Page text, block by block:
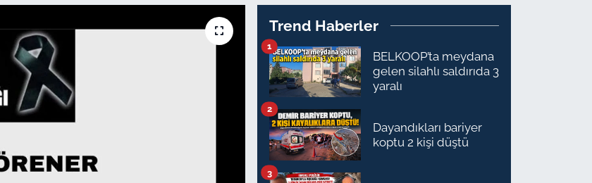
Trend Haberler
BELKOOP’ta meydana
gelen silahlı saldırıda 3
yaralı
1
Dayandıkları bariyer
koptu 2 kişi düştü
2
3